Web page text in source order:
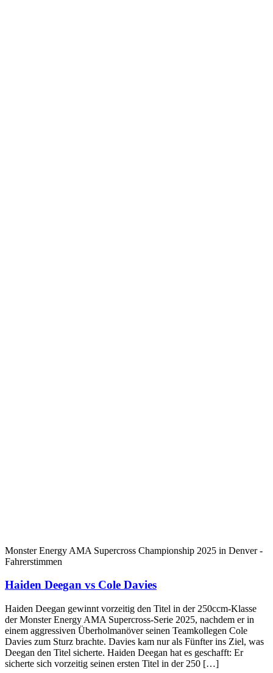
Monster Energy AMA Supercross Championship 2025 in Denver -
Fahrerstimmen
Haiden Deegan vs Cole Davies
Haiden Deegan gewinnt vorzeitig den Titel in der 250ccm-Klasse
der Monster Energy AMA Supercross-Serie 2025, nachdem er in
einem aggressiven Überholmanöver seinen Teamkollegen Cole
Davies zum Sturz brachte. Davies kam nur als Fünfter ins Ziel, was
Deegan den Titel sicherte. Haiden Deegan hat es geschafft: Er
sicherte sich vorzeitig seinen ersten Titel in der 250 […]